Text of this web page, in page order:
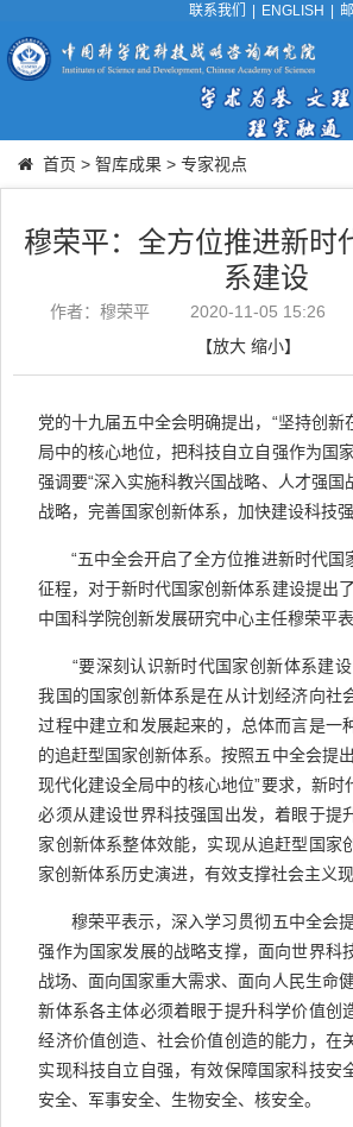
联系我们 ENGLISH
首页 > 智库成果 > 专家视点
穆荣平：全方位推进新时
系建设
作者：穆荣平 2020-11-05 15:26
【放大 缩小】
党的十九届五中全会明确提出，“坚持创新
局中的核心地位，把科技自立自强作为国家
强调要“深入实施科教兴国战略、人才强国
战略，完善国家创新体系，加快建设科技强
“五中全会开启了全方位推进新时代国
征程，对于新时代国家创新体系建设提出
中国科学院创新发展研究中心主任穆荣平表
“要深刻认识新时代国家创新体系建设
我国的国家创新体系是在从计划经济向社
过程中建立和发展起来的，总体而言是一
的追赶型国家创新体系。按照五中全会提
现代化建设全局中的核心地位”要求，新时
必须从建设世界科技强国出发，着眼于提
家创新体系整体效能，实现从追赶型国家
家创新体系历史演进，有效支撑社会主义
穆荣平表示，深入学习贯彻五中全会提
强作为国家发展的战略支撑，面向世界科
战场、面向国家重大需求、面向人民生命
新体系各主体必须着眼于提升科学价值创
经济价值创造、社会价值创造的能力，在
实现科技自立自强，有效保障国家科技安
安全、军事安全、生物安全、核安全。